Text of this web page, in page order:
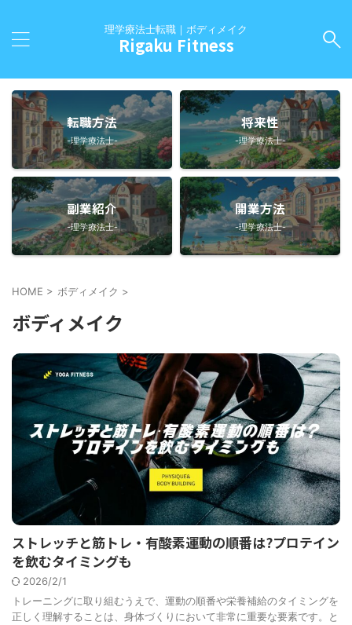
理学療法士転職｜ボディメイク
Rigaku Fitness
転職方法
-理学療法士-
将来性
-理学療法士-
副業紹介
-理学療法士-
開業方法
-理学療法士-
HOME > ボディメイク >
ボディメイク
ストレッチと筋トレ・有酸素運動の順番は?プロテイン
を飲むタイミングも
2026/2/1
トレーニングに取り組むうえで、運動の順番や栄養補給のタイミングを
正しく理解することは、身体づくりにおいて非常に重要な要素です。と